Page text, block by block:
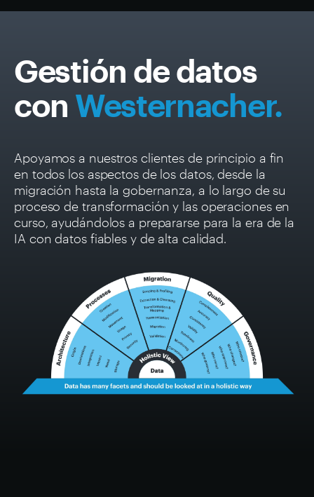
Gestión de datos
con Westernacher.
Apoyamos a nuestros clientes de principio a fin
en todos los aspectos de los datos, desde la
migración hasta la gobernanza, a lo largo de su
proceso de transformación y las operaciones en
curso, ayudándolos a prepararse para la era de la
IA con datos fiables y de alta calidad.